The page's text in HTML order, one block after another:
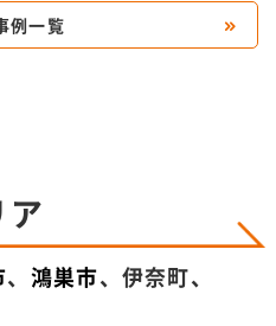
例一覧
ア
、 鴻巣市、伊奈町、